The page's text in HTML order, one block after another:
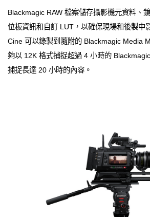
Blackmagic RAW 檔案儲存攝影機元資料、
位板資訊和自訂 LUT，以確保現場和後製中
Cine 可以錄製到隨附的 Blackmagic Media
夠以 12K 格式捕捉超過 4 小時的
捕捉長達 20 小時的內容。